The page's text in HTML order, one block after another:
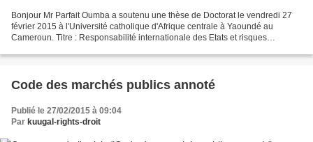
Bonjour Mr Parfait Oumba a soutenu une thèse de Doctorat le vendredi 27
février 2015 à l'Université catholique d'Afrique centrale à Yaoundé au
Cameroun. Titre : Responsabilité internationale des Etats et risques
Code des marchés publics annoté
Publié le 27/02/2015 à 09:04
Par kuugal-rights-droit